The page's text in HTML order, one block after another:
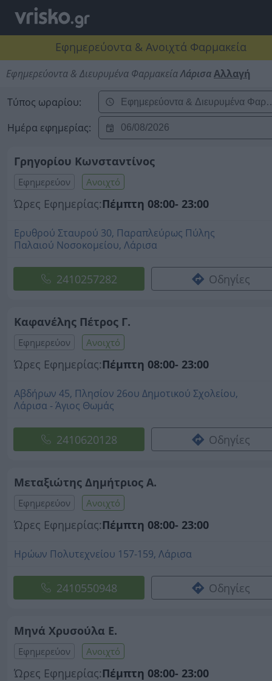
Εφημερεύοντα & Ανοιχτά Φαρμακεία
Εφημερεύοντα & Διευρυμένα ΦαρμακείαΛάρισαΑλλαγή
Τύπος ωραρίου:
Ημέρα εφημερίας:
Γρηγορίου Κωνσταντίνος
Εφημερεύον Ανοιχτό
Ώρες Εφημερίας:Πέμπτη 08:00- 23:00
Ερυθρού Σταυρού 30, Παραπλεύρως Πύλης
Παλαιού Νοσοκομείου, Λάρισα
2410257282 Οδηγίες
Καφανέλης Πέτρος Γ.
Εφημερεύον Ανοιχτό
Ώρες Εφημερίας:Πέμπτη 08:00- 23:00
Αβδήρων 45, Πλησίον 26ου Δημοτικού Σχολείου,
Λάρισα - Άγιος Θωμάς
2410620128 Οδηγίες
Μεταξιώτης Δημήτριος Α.
Εφημερεύον Ανοιχτό
Ώρες Εφημερίας:Πέμπτη 08:00- 23:00
Ηρώων Πολυτεχνείου 157-159, Λάρισα
2410550948 Οδηγίες
Μηνά Χρυσούλα Ε.
Εφημερεύον Ανοιχτό
Ώρες Εφημερίας:Πέμπτη 08:00- 23:00